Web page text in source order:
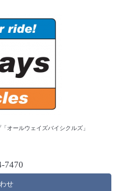
オールウェイズバイシクルズ」
7470
せ